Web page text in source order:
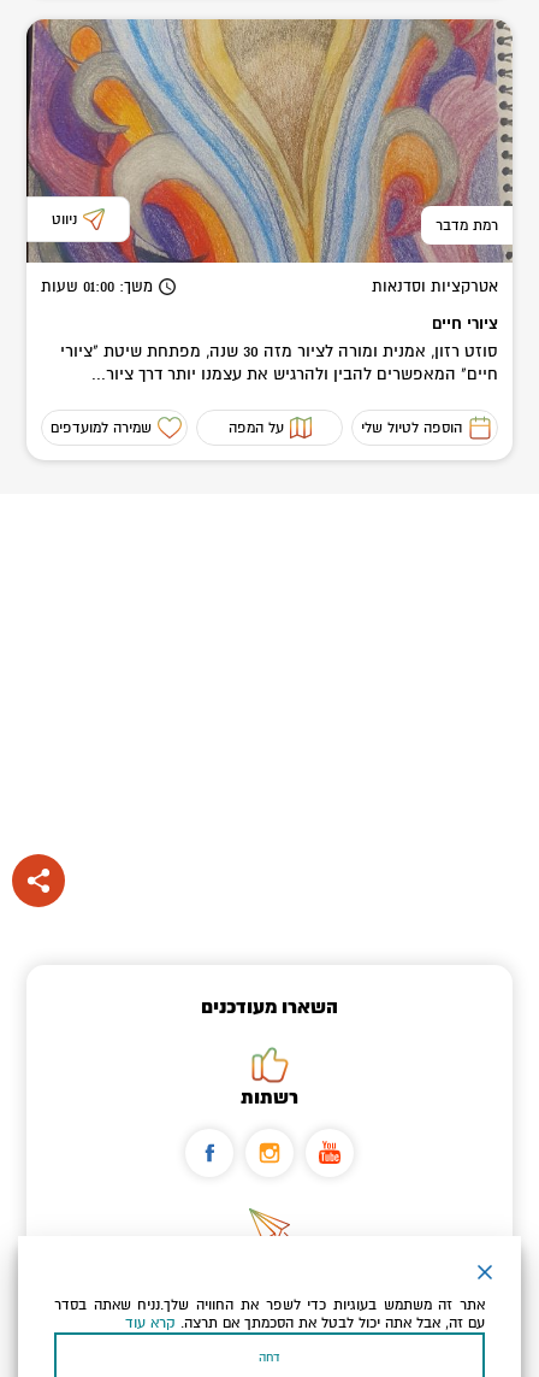
רמת מדבר ניווט
אטרקציות וסדנאות משך: 01:00 שעות
ציורי חיים
סוזט רזון, אמנית ומורה לציור מזה 30 שנה, מפתחת שיטת "ציורי
חיים" המאפשרים להבין ולהרגיש את עצמנו יותר דרך ציור...
הוספה לטיול שלי על המפה שמירה למועדפים
השארו מעודכנים
רשתות
כתובת הדוא"ל שלך
אתר זה משתמש בעוגיות כדי לשפר את החוויה שלך.נניח שאתה בסדר
עם זה, אבל אתה יכול לבטל את הסכמתך אם תרצה. קרא עוד
דחה